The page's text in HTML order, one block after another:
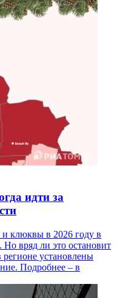
идти за
клюквы в 2026 году в
вряд ли это остановит
установлены
Подробнее – в